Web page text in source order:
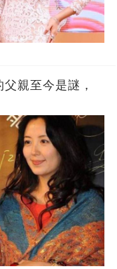
親至今是謎，